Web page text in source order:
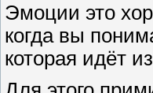
Эмоции это
когда вы
которая идёт